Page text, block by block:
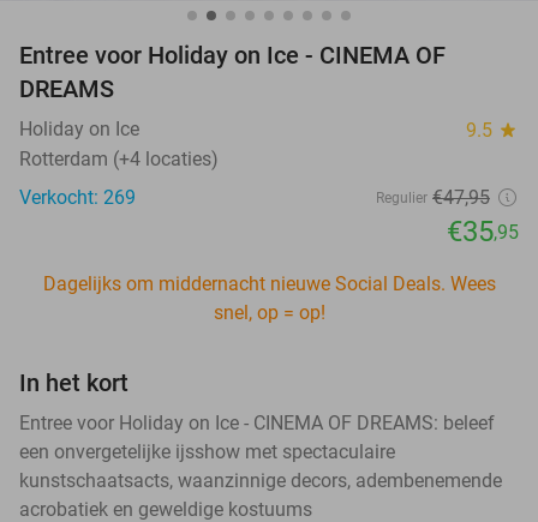
Entree voor Holiday on Ice - CINEMA OF
DREAMS
Holiday on Ice 9.5 star
Rotterdam (+4 locaties)
Verkocht: 269
Regulier €47,95
€35,95
Dagelijks om middernacht nieuwe Social Deals. Wees
snel, op = op!
In het kort
Entree voor Holiday on Ice - CINEMA OF DREAMS: beleef
een onvergetelijke ijsshow met spectaculaire
kunstschaatsacts, waanzinnige decors, adembenemende
acrobatiek en geweldige kostuums